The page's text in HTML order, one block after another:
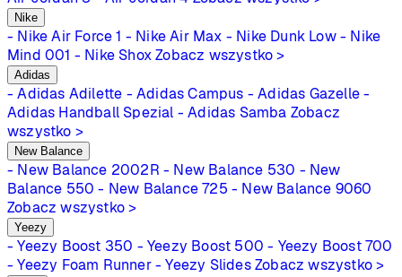
Nike
- Nike Air Force 1 - Nike Air Max - Nike Dunk Low - Nike
Mind 001 - Nike Shox Zobacz wszystko >
Adidas
- Adidas Adilette - Adidas Campus - Adidas Gazelle -
Adidas Handball Spezial - Adidas Samba Zobacz
wszystko >
New Balance
- New Balance 2002R - New Balance 530 - New
Balance 550 - New Balance 725 - New Balance 9060
Zobacz wszystko >
Yeezy
- Yeezy Boost 350 - Yeezy Boost 500 - Yeezy Boost 700
- Yeezy Foam Runner - Yeezy Slides Zobacz wszystko >